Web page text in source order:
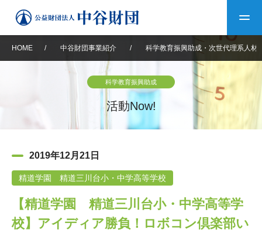
中谷財団について
設立趣意書 財団概要
沿革 40年史デジタルブック
中谷財団40年史
中谷財団事業紹介 中谷賞
神戸賞 長期大型研究助成
中谷財団動画紹介
その他情報
HOME / 中谷財団事業紹介 / 科学教育振興助成・次世代理系人材
科学教育振興助成
活動Now!
2019年12月21日
精道学園 精道三川台小・中学高等学校
【精道学園 精道三川台小・中学高等学
校】アイディア勝負！ロボコン倶楽部い